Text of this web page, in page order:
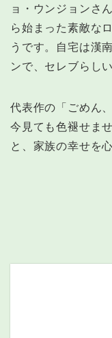
ョ・ウンジョンさ
ら始まった素敵な
うです。自宅は漢
ンで、セレブらし
代表作の「ごめん
今見ても色褪せま
と、家族の幸せを